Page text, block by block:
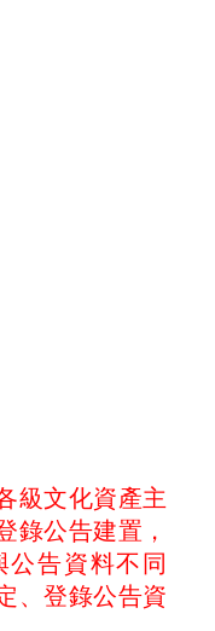
級文化資產主
錄公告建置，
告資料不同
、登錄公告資